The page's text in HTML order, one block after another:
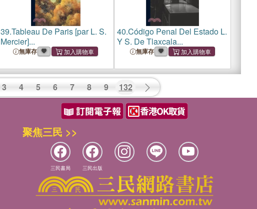
39.Tableau De Paris [par L. S.
Mercier]...
無庫存
40.Código Penal Del Estado L.
Y S. De Tlaxcala...
無庫存
3 4 5 6 7 8 9 132
聚焦三民 >>
三民書局 三民出版